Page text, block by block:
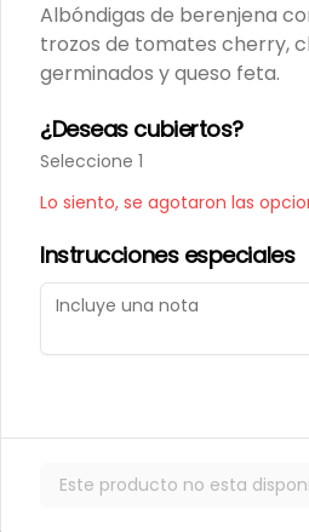
Términos y condiciones
Mi cuenta
Iniciar sesión
Albóndigas de berenjena
trozos de tomates cherry,
germinados y queso feta.
¿Deseas cubiertos?
Seleccione 1
Lo siento, se agotaron las
Instrucciones especiales
Este producto no esta